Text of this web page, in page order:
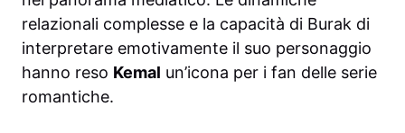
relazionali complesse e la capacità di Burak di
interpretare emotivamente il suo personaggio
hanno reso Kemal un’icona per i fan delle serie
romantiche.